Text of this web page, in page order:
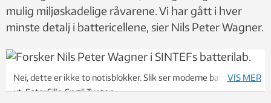
mulig miljøskadelige råvarene. Vi har gått i hver
minste detalj i battericellene, sier Nils Peter Wagner.
Nei, dette er ikke to notisblokker. Slik ser moderne battericeller
ut. Foto: Silje Grytli Tveten
VIS MER